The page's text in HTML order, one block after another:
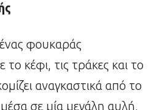
φουκαράς
κέφι, τις τράκες και το
αναγκαστικά από το
σε μία μεγάλη αυλή,